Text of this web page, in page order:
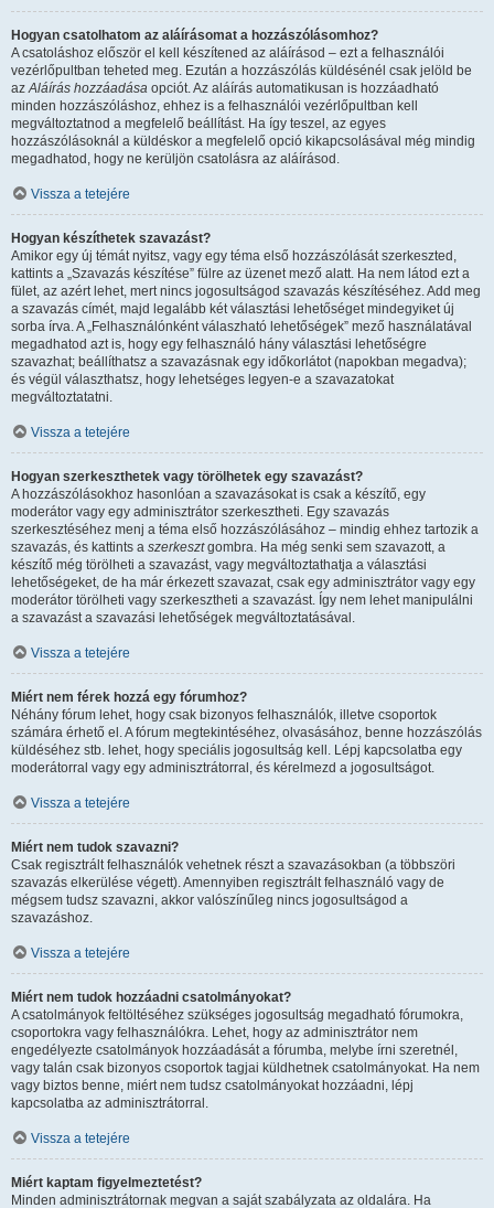
Hogyan csatolhatom az aláírásomat a hozzászólásomhoz?
A csatoláshoz először el kell készítened az aláírásod – ezt a felhasználói
vezérlőpultban teheted meg. Ezután a hozzászólás küldésénél csak jelöld be
azAláírás hozzáadása opciót. Az aláírás automatikusan is hozzáadható
minden hozzászóláshoz, ehhez is a felhasználói vezérlőpultban kell
megváltoztatnod a megfelelő beállítást. Ha így teszel, az egyes
hozzászólásoknál a küldéskor a megfelelő opció kikapcsolásával még mindig
megadhatod, hogy ne kerüljön csatolásra az aláírásod.
Vissza a tetejére
Hogyan készíthetek szavazást?
Amikor egy új témát nyitsz, vagy egy téma első hozzászólását szerkeszted,
kattints a „Szavazás készítése” fülre az üzenet mező alatt. Ha nem látod ezt a
fület, az azért lehet, mert nincs jogosultságod szavazás készítéséhez. Add meg
a szavazás címét, majd legalább két választási lehetőséget mindegyiket új
sorba írva. A „Felhasználónként válaszható lehetőségek” mező használatával
megadhatod azt is, hogy egy felhasználó hány választási lehetőségre
szavazhat; beállíthatsz a szavazásnak egy időkorlátot (napokban megadva);
és végül választhatsz, hogy lehetséges legyen-e a szavazatokat
megváltoztatatni.
Vissza a tetejére
Hogyan szerkeszthetek vagy törölhetek egy szavazást?
A hozzászólásokhoz hasonlóan a szavazásokat is csak a készítő, egy
moderátor vagy egy adminisztrátor szerkesztheti. Egy szavazás
szerkesztéséhez menj a téma első hozzászólásához – mindig ehhez tartozik a
szavazás, és kattints a szerkesztgombra. Ha még senki sem szavazott, a
készítő még törölheti a szavazást, vagy megváltoztathatja a választási
lehetőségeket, de ha már érkezett szavazat, csak egy adminisztrátor vagy egy
moderátor törölheti vagy szerkesztheti a szavazást. Így nem lehet manipulálni
a szavazást a szavazási lehetőségek megváltoztatásával.
Vissza a tetejére
Miért nem férek hozzá egy fórumhoz?
Néhány fórum lehet, hogy csak bizonyos felhasználók, illetve csoportok
számára érhető el. A fórum megtekintéséhez, olvasásához, benne hozzászólás
küldéséhez stb. lehet, hogy speciális jogosultság kell. Lépj kapcsolatba egy
moderátorral vagy egy adminisztrátorral, és kérelmezd a jogosultságot.
Vissza a tetejére
Miért nem tudok szavazni?
Csak regisztrált felhasználók vehetnek részt a szavazásokban (a többszöri
szavazás elkerülése végett). Amennyiben regisztrált felhasználó vagy de
mégsem tudsz szavazni, akkor valószínűleg nincs jogosultságod a
szavazáshoz.
Vissza a tetejére
Miért nem tudok hozzáadni csatolmányokat?
A csatolmányok feltöltéséhez szükséges jogosultság megadható fórumokra,
csoportokra vagy felhasználókra. Lehet, hogy az adminisztrátor nem
engedélyezte csatolmányok hozzáadását a fórumba, melybe írni szeretnél,
vagy talán csak bizonyos csoportok tagjai küldhetnek csatolmányokat. Ha nem
vagy biztos benne, miért nem tudsz csatolmányokat hozzáadni, lépj
kapcsolatba az adminisztrátorral.
Vissza a tetejére
Miért kaptam figyelmeztetést?
Minden adminisztrátornak megvan a saját szabályzata az oldalára. Ha